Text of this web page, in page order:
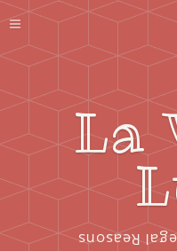
La
451
Profile
About
Series
Index